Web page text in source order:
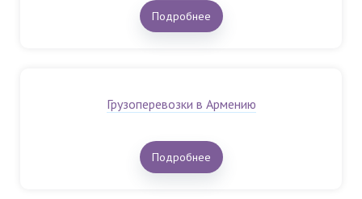
Подробнее
Грузоперевозки в Армению
Подробнее